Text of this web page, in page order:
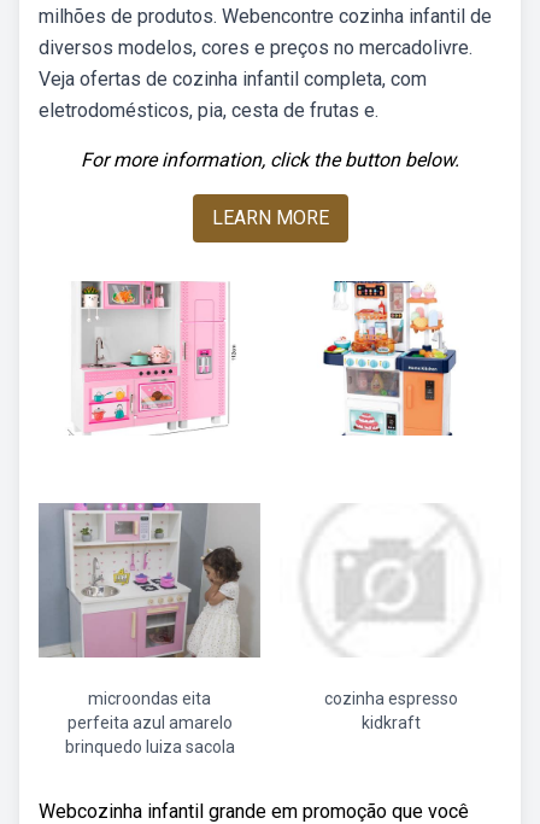
milhões de produtos. Webencontre cozinha infantil de
diversos modelos, cores e preços no mercadolivre.
Veja ofertas de cozinha infantil completa, com
eletrodomésticos, pia, cesta de frutas e.
For more information, click the button below.
LEARN MORE
microondas eita
perfeita azul amarelo
brinquedo luiza sacola
cozinha espresso
kidkraft
Webcozinha infantil grande em promoção que você